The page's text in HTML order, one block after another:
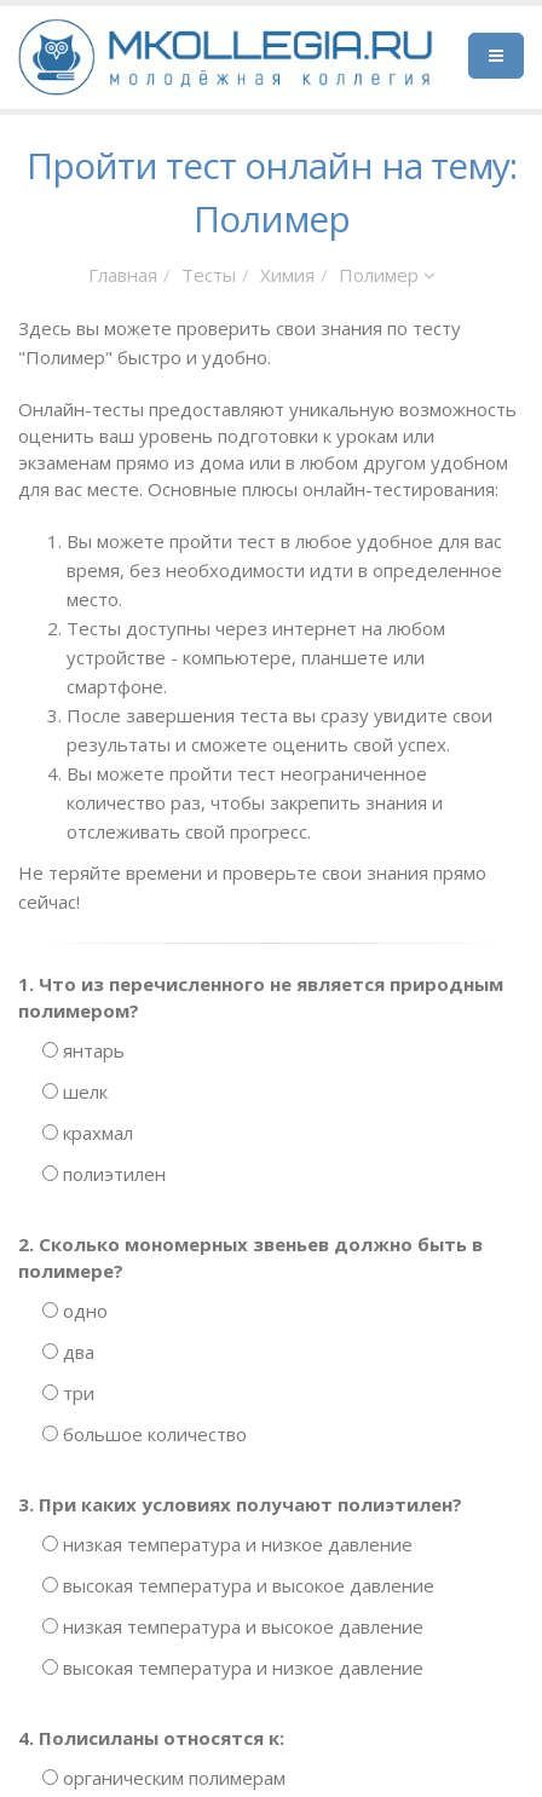
Пройти тест онлайн на тему:
Полимер
Главная Тесты Химия Полимер
Здесь вы можете проверить свои знания по тесту
"Полимер" быстро и удобно.
Онлайн-тесты предоставляют уникальную возможность
оценить ваш уровень подготовки к урокам или
экзаменам прямо из дома или в любом другом удобном
для вас месте. Основные плюсы онлайн-тестирования:
Вы можете пройти тест в любое удобное для вас
время, без необходимости идти в определенное
место.
Тесты доступны через интернет на любом
устройстве - компьютере, планшете или
смартфоне.
После завершения теста вы сразу увидите свои
результаты и сможете оценить свой успех.
Вы можете пройти тест неограниченное
количество раз, чтобы закрепить знания и
отслеживать свой прогресс.
Не теряйте времени и проверьте свои знания прямо
сейчас!
1. Что из перечисленного не является природным
полимером?
янтарь
шелк
крахмал
полиэтилен
2. Сколько мономерных звеньев должно быть в
полимере?
одно
два
три
большое количество
3. При каких условиях получают полиэтилен?
низкая температура и низкое давление
высокая температура и высокое давление
низкая температура и высокое давление
высокая температура и низкое давление
4. Полисиланы относятся к:
органическим полимерам